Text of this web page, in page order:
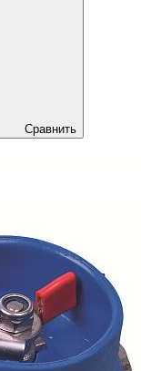
Сравнить